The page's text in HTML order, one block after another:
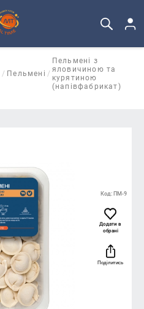
Пельмені
Пельмені з
яловичиною та
курятиною
(напівфабрикат)
Код: ПМ-9
Додати в
обрані
Поділитись